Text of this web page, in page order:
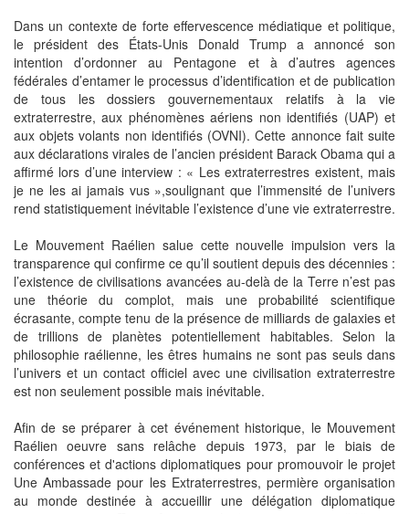
Dans un contexte de forte effervescence médiatique et politique,
le président des États-Unis Donald Trump a annoncé son
intention d’ordonner au Pentagone et à d’autres agences
fédérales d’entamer le processus d’identification et de publication
de tous les dossiers gouvernementaux relatifs à la vie
extraterrestre, aux phénomènes aériens non identifiés (UAP) et
aux objets volants non identifiés (OVNI). Cette annonce fait suite
aux déclarations virales de l’ancien président Barack Obama qui a
affirmé lors d’une interview : « Les extraterrestres existent, mais
je ne les ai jamais vus »,soulignant que l’immensité de l’univers
rend statistiquement inévitable l’existence d’une vie extraterrestre.
Le Mouvement Raélien salue cette nouvelle impulsion vers la
transparence qui confirme ce qu’il soutient depuis des décennies :
l’existence de civilisations avancées au-delà de la Terre n’est pas
une théorie du complot, mais une probabilité scientifique
écrasante, compte tenu de la présence de milliards de galaxies et
de trillions de planètes potentiellement habitables. Selon la
philosophie raélienne, les êtres humains ne sont pas seuls dans
l’univers et un contact officiel avec une civilisation extraterrestre
est non seulement possible mais inévitable.
Afin de se préparer à cet événement historique, le Mouvement
Raélien oeuvre sans relâche depuis 1973, par le biais de
conférences et d'actions diplomatiques pour promouvoir le projet
Une Ambassade pour les Extraterrestres, permière organisation
au monde destinée à accueillir une délégation diplomatique